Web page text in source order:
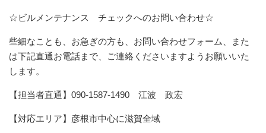
☆ビルメンテナンス チェックへのお問い合わせ☆
些細なことも、お急ぎの方も、お問い合わせフォーム、また
は下記直通お電話まで、ご連絡くださいますようお願いいた
します。
【担当者直通】090-1587-1490 江波 政宏
【対応エリア】彦根市中心に滋賀全域